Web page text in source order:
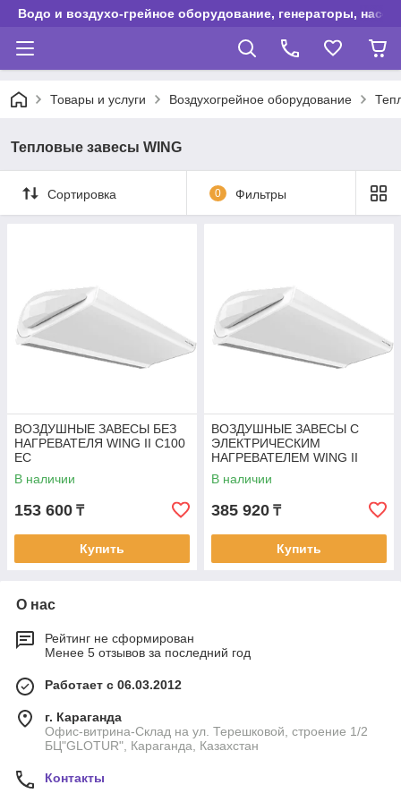
Водо и воздухо-грейное оборудование, генераторы,
Товары и услуги Воздухогрейное оборудование
Тепловые завесы WING
Сортировка 0 Фильтры
ВОЗДУШНЫЕ ЗАВЕСЫ БЕЗ
НАГРЕВАТЕЛЯ WING II C100
EC
В наличии
153 600 ₸
Купить
ВОЗДУШНЫЕ ЗАВЕСЫ С
ЭЛЕКТРИЧЕСКИМ
НАГРЕВАТЕЛЕМ WING II
E200 EC
В наличии
385 920 ₸
Купить
О нас
Рейтинг не сформирован
Менее 5 отзывов за последний год
Работает с 06.03.2012
г. Караганда
Офис-витрина-Склад на ул. Терешковой, строение 1/2
БЦ"GLOTUR", Караганда, Казахстан
Контакты